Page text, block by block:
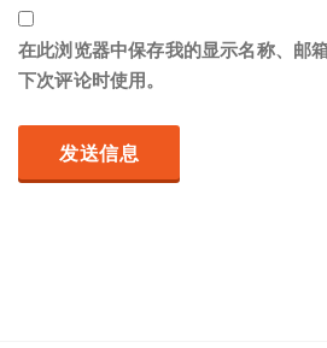
在此浏览器中保存我的显示名称、邮
下次评论时使用。